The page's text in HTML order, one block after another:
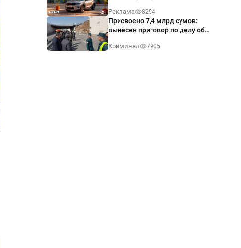
годовых
Реклама 8294
Присвоено 7,4 млрд сумов:
вынесен приговор по делу об
Ташкенте
Криминал 7905